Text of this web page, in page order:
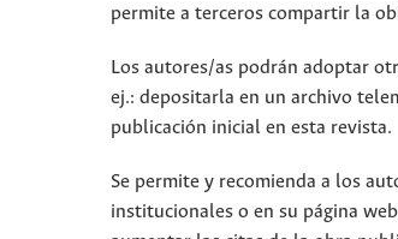
permite a terceros compartir la
Los autores/as podrán adoptar
ej.: depositarla en un archivo
publicación inicial en esta revista.
Se permite y recomienda a los
institucionales o en su página